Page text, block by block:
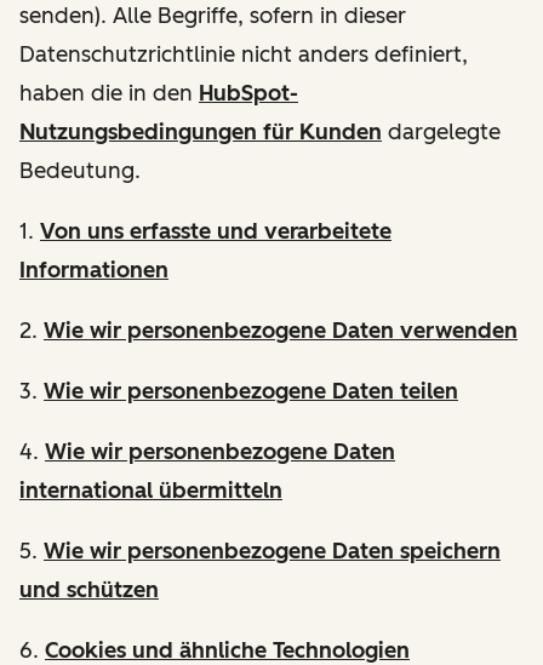
senden). Alle Begriffe, sofern in dieser
Datenschutzrichtlinie nicht anders definiert,
haben die in den HubSpot-
Nutzungsbedingungen für Kunden dargelegte
Bedeutung.
1. Von uns erfasste und verarbeitete
Informationen
2. Wie wir personenbezogene Daten verwenden
3. Wie wir personenbezogene Daten teilen
4. Wie wir personenbezogene Daten
international übermitteln
5. Wie wir personenbezogene Daten speichern
und schützen
6. Cookies und ähnliche Technologien